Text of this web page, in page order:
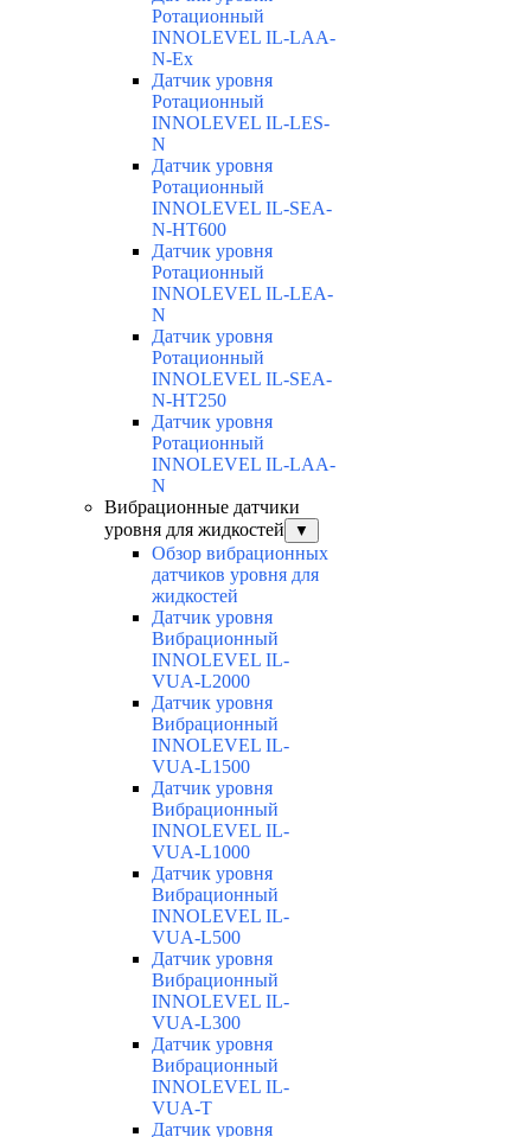
Ротационный
INNOLEVEL IL-LAA-
N-Ex
Датчик уровня
Ротационный
INNOLEVEL IL-LES-
N
Датчик уровня
Ротационный
INNOLEVEL IL-SEA-
N-HT600
Датчик уровня
Ротационный
INNOLEVEL IL-LEA-
N
Датчик уровня
Ротационный
INNOLEVEL IL-SEA-
N-HT250
Датчик уровня
Ротационный
INNOLEVEL IL-LAA-
N
Вибрационные датчики
уровня для жидкостей
▼
Обзор вибрационных
датчиков уровня для
жидкостей
Датчик уровня
Вибрационный
INNOLEVEL IL-
VUA-L2000
Датчик уровня
Вибрационный
INNOLEVEL IL-
VUA-L1500
Датчик уровня
Вибрационный
INNOLEVEL IL-
VUA-L1000
Датчик уровня
Вибрационный
INNOLEVEL IL-
VUA-L500
Датчик уровня
Вибрационный
INNOLEVEL IL-
VUA-L300
Датчик уровня
Вибрационный
INNOLEVEL IL-
VUA-T
Датчик уровня